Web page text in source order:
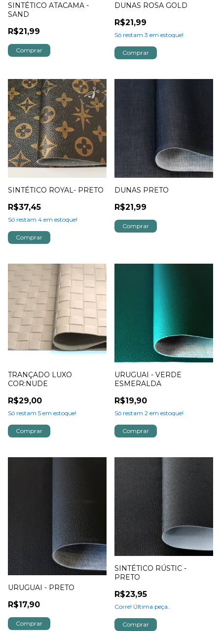
SINTÉTICO ATACAMA -
SAND
R$21,99
DUNAS ROSA GOLD
R$21,99
Só restam 3 em estoque!
SINTÉTICO ROYAL- PRETO
R$37,45
Só restam 4 em estoque!
DUNAS PRETO
R$21,99
TRANÇADO LUXO
COR:NUDE
R$29,00
Só restam 5 em estoque!
URUGUAI - VERDE
ESMERALDA
R$19,90
Só restam 2 em estoque!
URUGUAI - PRETO
R$17,90
SINTÉTICO RÚSTIC -
PRETO
R$23,95
Corre! Última peça..